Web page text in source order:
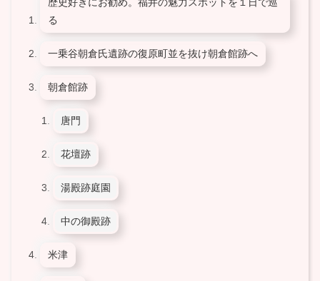
歴史好きにお勧め。福井の魅力スポットを１日で巡
る
一乗谷朝倉氏遺跡の復原町並を抜け朝倉館跡へ
朝倉館跡
唐門
花壇跡
湯殿跡庭園
中の御殿跡
米津